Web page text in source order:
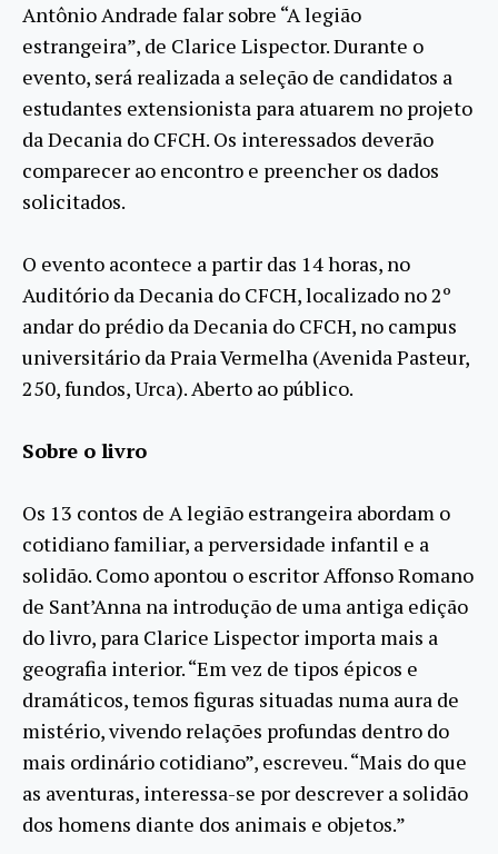
Antônio Andrade falar sobre “A legião
estrangeira”, de Clarice Lispector. Durante o
evento, será realizada a seleção de candidatos a
estudantes extensionista para atuarem no projeto
da Decania do CFCH. Os interessados deverão
comparecer ao encontro e preencher os dados
solicitados.
O evento acontece a partir das 14 horas, no
Auditório da Decania do CFCH, localizado no 2º
andar do prédio da Decania do CFCH, no campus
universitário da Praia Vermelha (Avenida Pasteur,
250, fundos, Urca). Aberto ao público.
Sobre o livro
Os 13 contos de A legião estrangeira abordam o
cotidiano familiar, a perversidade infantil e a
solidão. Como apontou o escritor Affonso Romano
de Sant’Anna na introdução de uma antiga edição
do livro, para Clarice Lispector importa mais a
geografia interior. “Em vez de tipos épicos e
dramáticos, temos figuras situadas numa aura de
mistério, vivendo relações profundas dentro do
mais ordinário cotidiano”, escreveu. “Mais do que
as aventuras, interessa-se por descrever a solidão
dos homens diante dos animais e objetos.”